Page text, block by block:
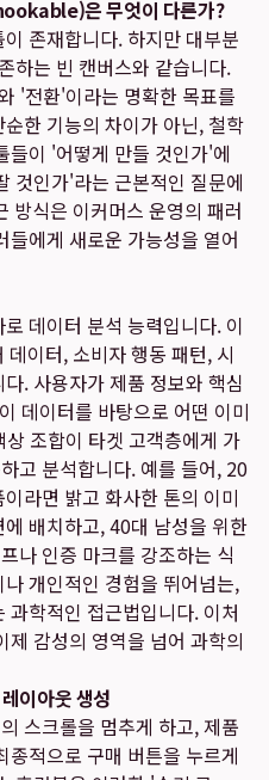
은 무엇이 다른가?
존재합니다. 하지만 대부분
하는 빈 캔버스와 같습니다.
'전환'이라는 명확한 목표를
한 기능의 차이가 아닌, 철학
들이 '어떻게 만들 것인가'에
것인가'라는 근본적인 질문에
방식은 이커머스 운영의 패러
에게 새로운 가능성을 열어
데이터 분석 능력입니다. 이
이터, 소비자 행동 패턴, 시
. 사용자가 제품 정보와 핵심
데이터를 바탕으로 어떤 이미
조합이 타겟 고객층에게 가
고 분석합니다. 예를 들어, 20
라면 밝고 화사한 톤의 이미
배치하고, 40대 남성을 위한
나 인증 마크를 강조하는 식
개인적인 경험을 뛰어넘는,
학적인 접근법입니다. 이처
제 감성의 영역을 넘어 과학의
이아웃 생성
스크롤을 멈추게 하고, 제품
적으로 구매 버튼을 누르게